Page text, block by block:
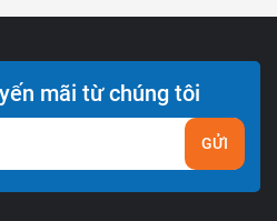
mãi từ chúng tôi
GỬI